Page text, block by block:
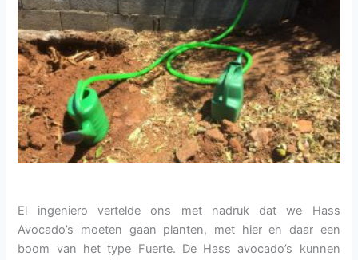
El ingeniero vertelde ons met nadruk dat we Hass
Avocado’s moeten gaan planten, met hier en daar een
boom van het type Fuerte. De Hass avocado’s kunnen